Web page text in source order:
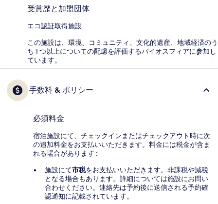
受賞歴と加盟団体
エコ認証取得施設
この施設は、環境、コミュニティ、文化的遺産、地域経済のう
ち 1 つ以上についての配慮を評価するバイオスフィアに参加し
ています。
手数料 & ポリシー
必須料金
宿泊施設にて、チェックインまたはチェックアウト時に次
の追加料金をお支払いいただきます。料金には税金が含ま
れる場合があります :
施設にて市税をお支払いいただきます。非課税や減税
となる場合もあります。詳細については施設にお問い
合わせください。連絡先は予約後に送信される予約確
認通知に記載されています。